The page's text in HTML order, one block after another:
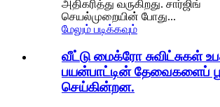
அதிகரித்து வருகிறது. சார்ஜிங்
செயல்முறையின் போது...
மேலும் படிக்கவும்
வீட்டு மைக்ரோ சுவிட்சுகள்
பயன்பாட்டின் தேவைகளைப்
செய்கின்றன.